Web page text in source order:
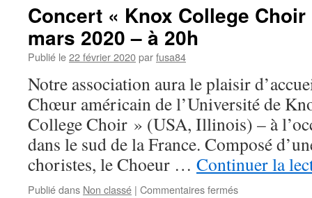
2022
Concert « Knox College
mars 2020 – à 20h
Publié le22 février 2020parfusa84
Notre association aura le plaisir
Chœur américain de l’Université de
College Choir » (USA, Illinois) – à
dans le sud de la France. Composé
choristes, le Choeur … Continuer la
Publié dans Non classé | Commentaires ferméssur